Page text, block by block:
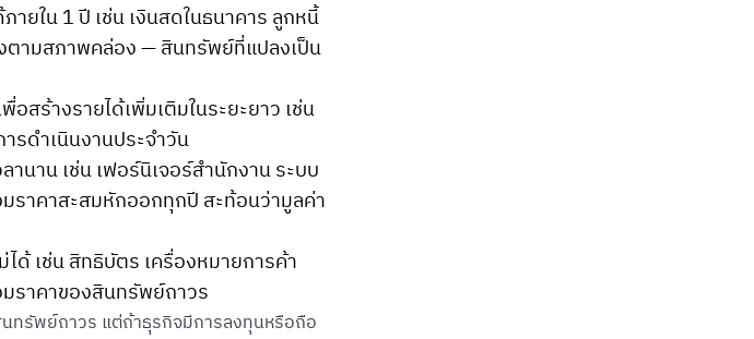
ยใน 1 ปี เช่น เงินสดในธนาคาร ลูกหนี้
งตามสภาพคล่อง — สินทรัพย์ที่แปลงเป็น
สร้างรายได้เพิ่มเติมในระยะยาว เช่น
รดำเนินงานประจำวัน
นาน เช่น เฟอร์นิเจอร์สำนักงาน ระบบ
ราคาสะสมหักออกทุกปี สะท้อนว่ามูลค่า
เช่น สิทธิบัตร เครื่องหมายการค้า
ราคาของสินทรัพย์ถาวร
ทรัพย์ถาวร แต่ถ้าธุรกิจมีการลงทุนหรือถือ